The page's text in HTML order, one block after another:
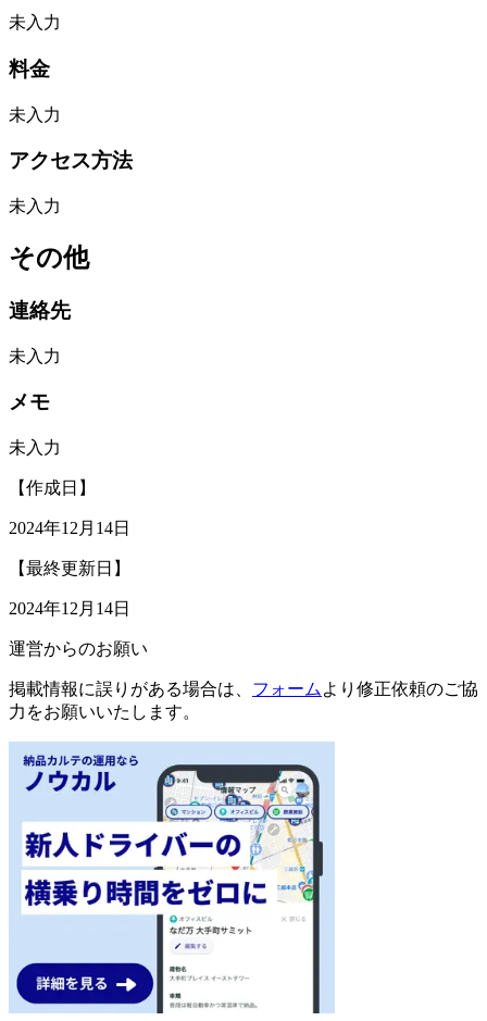
未入力
料金
未入力
アクセス方法
未入力
その他
連絡先
未入力
メモ
未入力
【作成日】
2024年12月14日
【最終更新日】
2024年12月14日
運営からのお願い
掲載情報に誤りがある場合は、 フォーム より修正依頼のご協
力をお願いいたします。